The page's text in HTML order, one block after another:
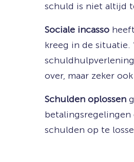
schuld is niet altijd
Sociale incasso
kreeg in de situatie.
schuldhulpverlening
over, maar zeker
Schulden oplossen
schulden op te